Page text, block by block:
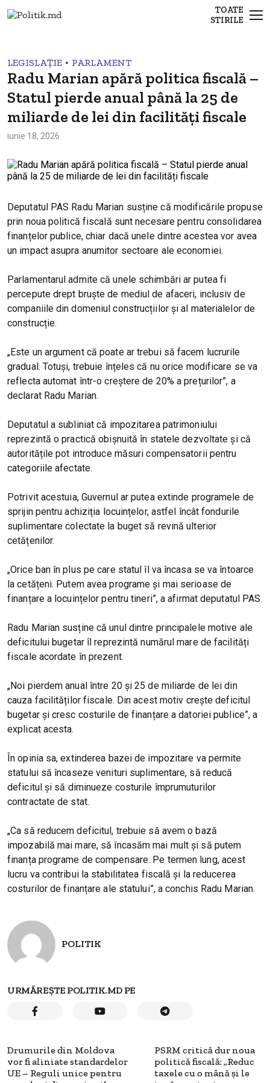
TOATE
STIRILE
LEGISLAȚIE • PARLAMENT
Radu Marian apără politica fiscală –
Statul pierde anual până la 25 de
miliarde de lei din facilități fiscale
iunie 18, 2026
Deputatul PAS Radu Marian susține că modificările propuse
prin noua politică fiscală sunt necesare pentru consolidarea
finanțelor publice, chiar dacă unele dintre acestea vor avea
un impact asupra anumitor sectoare ale economiei.
Parlamentarul admite că unele schimbări ar putea fi
percepute drept bruște de mediul de afaceri, inclusiv de
companiile din domeniul construcțiilor și al materialelor de
construcție.
„Este un argument că poate ar trebui să facem lucrurile
gradual. Totuși, trebuie înțeles că nu orice modificare se va
reflecta automat într-o creștere de 20% a prețurilor”, a
declarat Radu Marian.
Deputatul a subliniat că impozitarea patrimoniului
reprezintă o practică obișnuită în statele dezvoltate și că
autoritățile pot introduce măsuri compensatorii pentru
categoriile afectate.
Potrivit acestuia, Guvernul ar putea extinde programele de
sprijin pentru achiziția locuințelor, astfel încât fondurile
suplimentare colectate la buget să revină ulterior
cetățenilor.
„Orice ban în plus pe care statul îl va încasa se va întoarce
la cetățeni. Putem avea programe și mai serioase de
finanțare a locuințelor pentru tineri”, a afirmat deputatul PAS.
Radu Marian susține că unul dintre principalele motive ale
deficitului bugetar îl reprezintă numărul mare de facilități
fiscale acordate în prezent.
„Noi pierdem anual între 20 și 25 de miliarde de lei din
cauza facilităților fiscale. Din acest motiv crește deficitul
bugetar și cresc costurile de finanțare a datoriei publice”, a
explicat acesta.
În opinia sa, extinderea bazei de impozitare va permite
statului să încaseze venituri suplimentare, să reducă
deficitul și să diminueze costurile împrumuturilor
contractate de stat.
„Ca să reducem deficitul, trebuie să avem o bază
impozabilă mai mare, să încasăm mai mult și să putem
finanța programe de compensare. Pe termen lung, acest
lucru va contribui la stabilitatea fiscală și la reducerea
costurilor de finanțare ale statului”, a conchis Radu Marian.
POLITIK
URMĂREȘTE POLITIK.MD PE
Drumurile din Moldova
vor fi aliniate standardelor
UE – Reguli unice pentru
PSRM critică dur noua
politică fiscală: „Reduc
taxele cu o mână și le